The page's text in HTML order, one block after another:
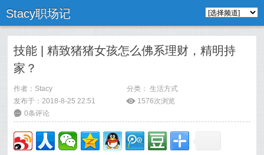
Stacy职场记
技能 | 精致猪猪女孩怎么佛系理财，精明持
家？
作者： Stacy 分类： 生活方式
发布于：2018-8-25 22:51
ė 1576次浏览
6 0条评论